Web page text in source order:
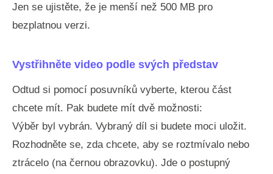
Jen se ujistěte, že je menší než 500 MB pro
bezplatnou verzi.
Vystřihněte video podle svých představ
Odtud si pomocí posuvníků vyberte, kterou část
chcete mít. Pak budete mít dvě možnosti:
Výběr byl vybrán. Vybraný díl si budete moci uložit.
Rozhodněte se, zda chcete, aby se roztmívalo nebo
ztrácelo (na černou obrazovku). Jde o postupný